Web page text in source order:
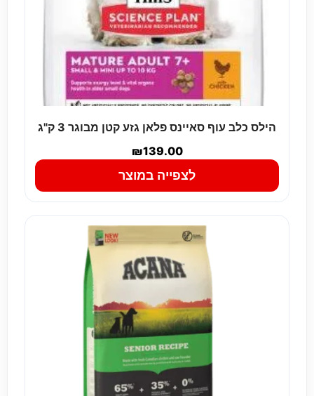
הילס כלב עוף סאיינס פלאן גזע קטן מבוגר 3 ק"ג
₪139.00
לצפייה במוצר